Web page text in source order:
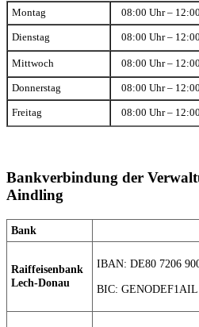
Montag 08:00 Uhr –
Dienstag 08:00 Uhr –
Mittwoch 08:00 Uhr –
Donnerstag 08:00 Uhr –
Freitag 08:00 Uhr –
Bankverbindung der
Aindling
Bank
Raiffeisenbank
Lech-Donau
IBAN: DE80 7206
BIC: GENODEF1AIL